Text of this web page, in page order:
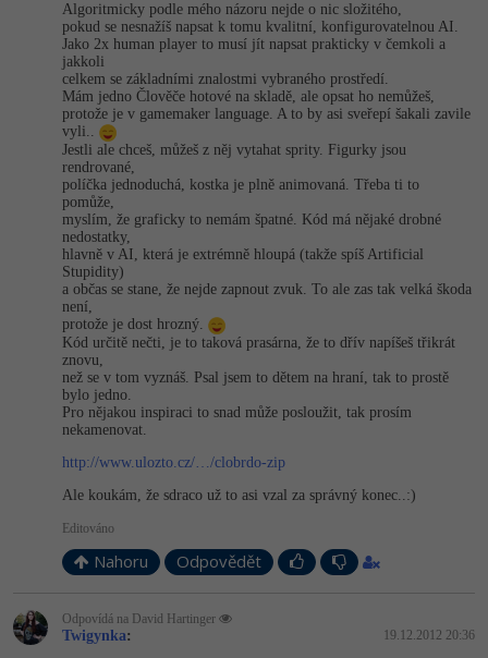
Algoritmicky podle mého názoru nejde o nic složitého,
pokud se nesnažíš napsat k tomu kvalitní, konfigurovatelnou AI.
Jako 2x human player to musí jít napsat prakticky v čemkoli a
jakkoli
celkem se základními znalostmi vybraného prostředí.
Mám jedno Člověče hotové na skladě, ale opsat ho nemůžeš,
protože je v gamemaker language. A to by asi sveřepí šakali zavile
vyli..
Jestli ale chceš, můžeš z něj vytahat sprity. Figurky jsou
rendrované,
políčka jednoduchá, kostka je plně animovaná. Třeba ti to
pomůže,
myslím, že graficky to nemám špatné. Kód má nějaké drobné
nedostatky,
hlavně v AI, která je extrémně hloupá (takže spíš Artificial
Stupidity)
a občas se stane, že nejde zapnout zvuk. To ale zas tak velká škoda
není,
protože je dost hrozný.
Kód určitě nečti, je to taková prasárna, že to dřív napíšeš třikrát
znovu,
než se v tom vyznáš. Psal jsem to dětem na hraní, tak to prostě
bylo jedno.
Pro nějakou inspiraci to snad může posloužit, tak prosím
nekamenovat.
http://www.ulozto.cz/…/clobrdo-zip
Ale koukám, že sdraco už to asi vzal za správný konec..:)
Editováno
Nahoru Odpovědět
Odpovídá na David Hartinger
Twigynka: 19.12.2012 20:36